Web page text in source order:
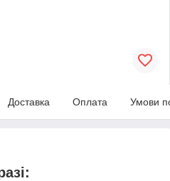
Доставка Оплата Умови